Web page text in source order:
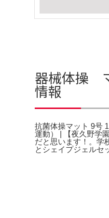
器械体操
情報
抗菌体操マット 9号
運動） | 【夜久野学
だと思います！。学
とシェイプジェルセ